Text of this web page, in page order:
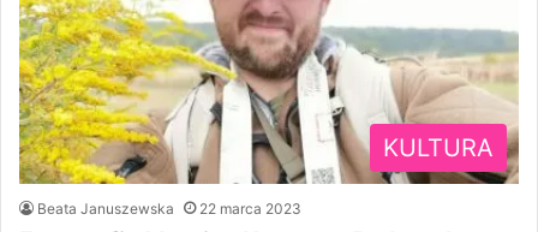
KULTURA
Beata Januszewska 22 marca 2023